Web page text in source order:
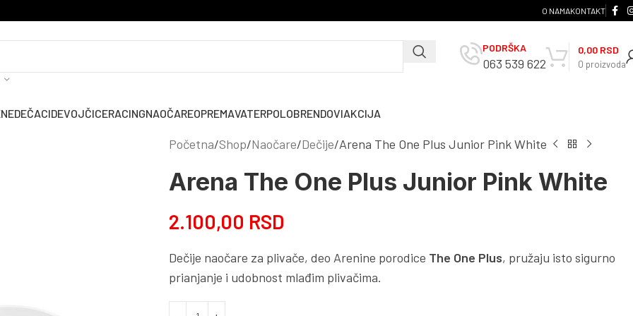
O NAMAKONTAKT
PODRŠKA
063 539 622 0 proizvoda
0,00 RSD
DEČACIDEVOJČICERACINGNAOČAREOPREMAVATERPOLOBRENDOVIAKCIJA
Početna Shop Naočare Dečije Arena The One Plus Junior Pink White
Arena The One Plus Junior Pink White
2.100,00 RSD
Dečije naočare za plivače, deo Arenine porodice The One Plus, pružaju isto sigurno
prianjanje i udobnost mlađim plivačima.